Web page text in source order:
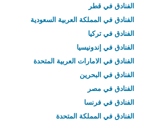
الفنادق في قطر
الفنادق في المملكة العربية السعودية
الفنادق في تركيا
الفنادق في إندونيسيا
الفنادق في الامارات العربية المتحدة
الفنادق في البحرين
الفنادق في مصر
الفنادق في فرنسا
الفنادق في المملكة المتحدة